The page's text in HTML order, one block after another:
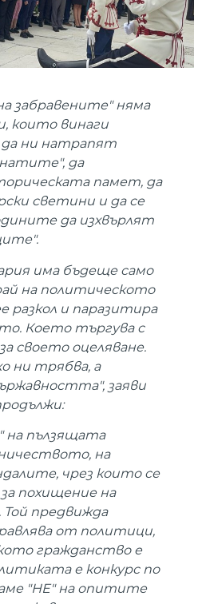
забравените" няма
които винаги
да ни натрапят
да
памет, да
светини и да се
да изхвърлят
има бъдеще само
на политическото
разкол и паразитира
Което търгува с
своето оцеляване.
ни трябва, а
заяви
на пълзящата
на
чрез които се
похищение на
предвижда
от политици,
гражданство е
е конкурс по
"НЕ" на опитите